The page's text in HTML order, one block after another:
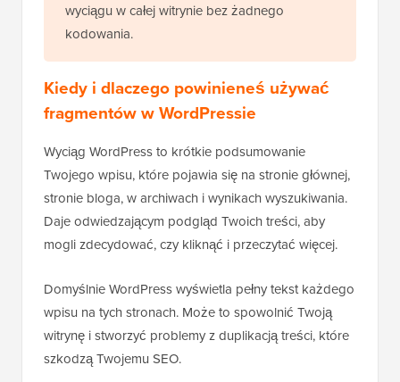
wyciągu w całej witrynie bez żadnego
kodowania.
Kiedy i dlaczego powinieneś używać
fragmentów w WordPressie
Wyciąg WordPress to krótkie podsumowanie
Twojego wpisu, które pojawia się na stronie głównej,
stronie bloga, w archiwach i wynikach wyszukiwania.
Daje odwiedzającym podgląd Twoich treści, aby
mogli zdecydować, czy kliknąć i przeczytać więcej.
Domyślnie WordPress wyświetla pełny tekst każdego
wpisu na tych stronach. Może to spowolnić Twoją
witrynę i stworzyć problemy z duplikacją treści, które
szkodzą Twojemu SEO.